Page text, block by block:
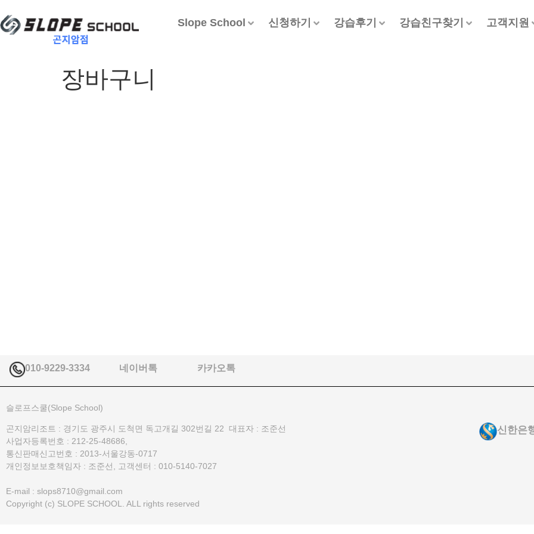
Slope School 신청하기 강습후기 강습친구찾기 고객지원
장바구니
010-9229-3334 네이버톡 카카오톡
슬로프스쿨(Slope School)
곤지암리조트 : 경기도 광주시 도척면 독고개길 302번길 22 대표자 : 조준선
사업자등록번호 : 212-25-48686,
통신판매신고번호 : 2013-서울강동-0717
개인정보보호책임자 : 조준선, 고객센터 : 010-5140-7027
E-mail : slops8710@gmail.com
Copyright (c) SLOPE SCHOOL. ALL rights reserved
신한은